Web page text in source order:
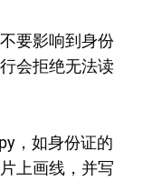
要影响到身份
会拒绝无法读
，如身份证的
上画线，并写